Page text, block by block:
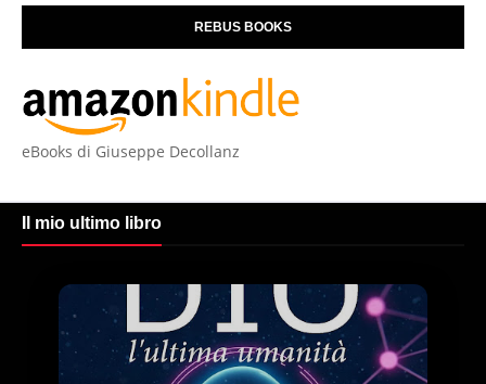
REBUS BOOKS
eBooks di Giuseppe Decollanz
Il mio ultimo libro